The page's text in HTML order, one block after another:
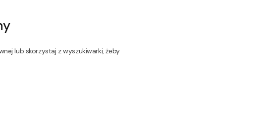
lub skorzystaj z wyszukiwarki, żeby